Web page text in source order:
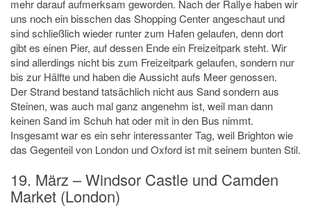
mehr darauf aufmerksam geworden. Nach der Rallye haben wir
uns noch ein bisschen das Shopping Center angeschaut und
sind schließlich wieder runter zum Hafen gelaufen, denn dort
gibt es einen Pier, auf dessen Ende ein Freizeitpark steht. Wir
sind allerdings nicht bis zum Freizeitpark gelaufen, sondern nur
bis zur Hälfte und haben die Aussicht aufs Meer genossen.
Der Strand bestand tatsächlich nicht aus Sand sondern aus
Steinen, was auch mal ganz angenehm ist, weil man dann
keinen Sand im Schuh hat oder mit in den Bus nimmt.
Insgesamt war es ein sehr interessanter Tag, weil Brighton wie
das Gegenteil von London und Oxford ist mit seinem bunten Stil.
19. März – Windsor Castle und Camden
Market (London)